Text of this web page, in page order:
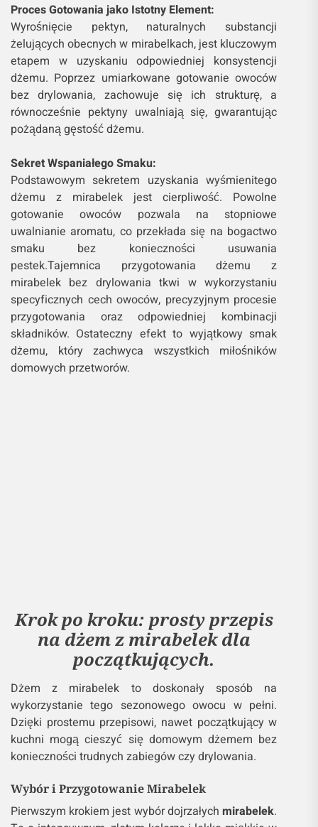
Proces Gotowania jako Istotny Element:
Wyrośnięcie pektyn, naturalnych substancji
żelujących obecnych w mirabelkach, jest kluczowym
etapem w uzyskaniu odpowiedniej konsystencji
dżemu. Poprzez umiarkowane gotowanie owoców
bez drylowania, zachowuje się ich strukturę, a
równocześnie pektyny uwalniają się, gwarantując
pożądaną gęstość dżemu.
Sekret Wspaniałego Smaku:
Podstawowym sekretem uzyskania wyśmienitego
dżemu z mirabelek jest cierpliwość. Powolne
gotowanie owoców pozwala na stopniowe
uwalnianie aromatu, co przekłada się na bogactwo
smaku bez konieczności usuwania
pestek.Tajemnica przygotowania dżemu z
mirabelek bez drylowania tkwi w wykorzystaniu
specyficznych cech owoców, precyzyjnym procesie
przygotowania oraz odpowiedniej kombinacji
składników. Ostateczny efekt to wyjątkowy smak
dżemu, który zachwyca wszystkich miłośników
domowych przetworów.
Krok po kroku: prosty przepis
na dżem z mirabelek dla
początkujących.
Dżem z mirabelek to doskonały sposób na
wykorzystanie tego sezonowego owocu w pełni.
Dzięki prostemu przepisowi, nawet początkujący w
kuchni mogą cieszyć się domowym dżemem bez
konieczności trudnych zabiegów czy drylowania.
Wybór i Przygotowanie Mirabelek
Pierwszym krokiem jest wybór dojrzałychmirabelek.